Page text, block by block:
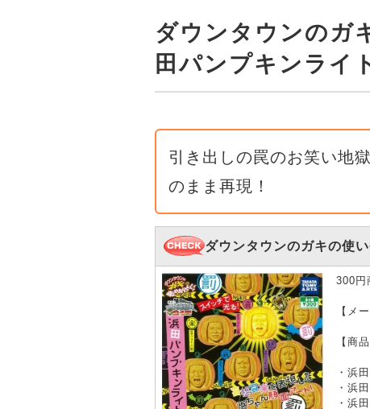
ダウンタウンのガ
田パンプキンライ
引き出しの罠のお笑い地
のまま再現！
ダウンタウンのガキの使
300円
【メ
【商
・浜
・浜
・浜